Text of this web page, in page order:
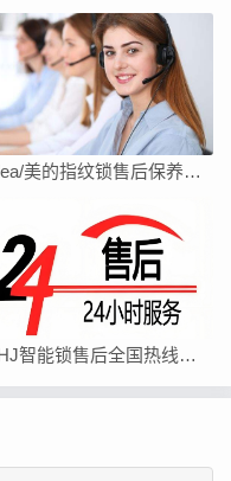
Midea/美的指纹锁售后保养上门服务
MLHJ智能锁售后全国热线咨询